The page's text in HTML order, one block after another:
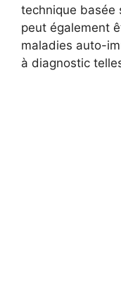
technique basée
peut également
maladies auto-
à diagnostic